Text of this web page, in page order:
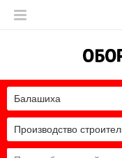
Производство
Балашиха